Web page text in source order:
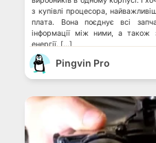
з купівлі процесора,
плата. Вона поєднує всі
інформації між ними, а також
енергії. […]
Pingvin Pro